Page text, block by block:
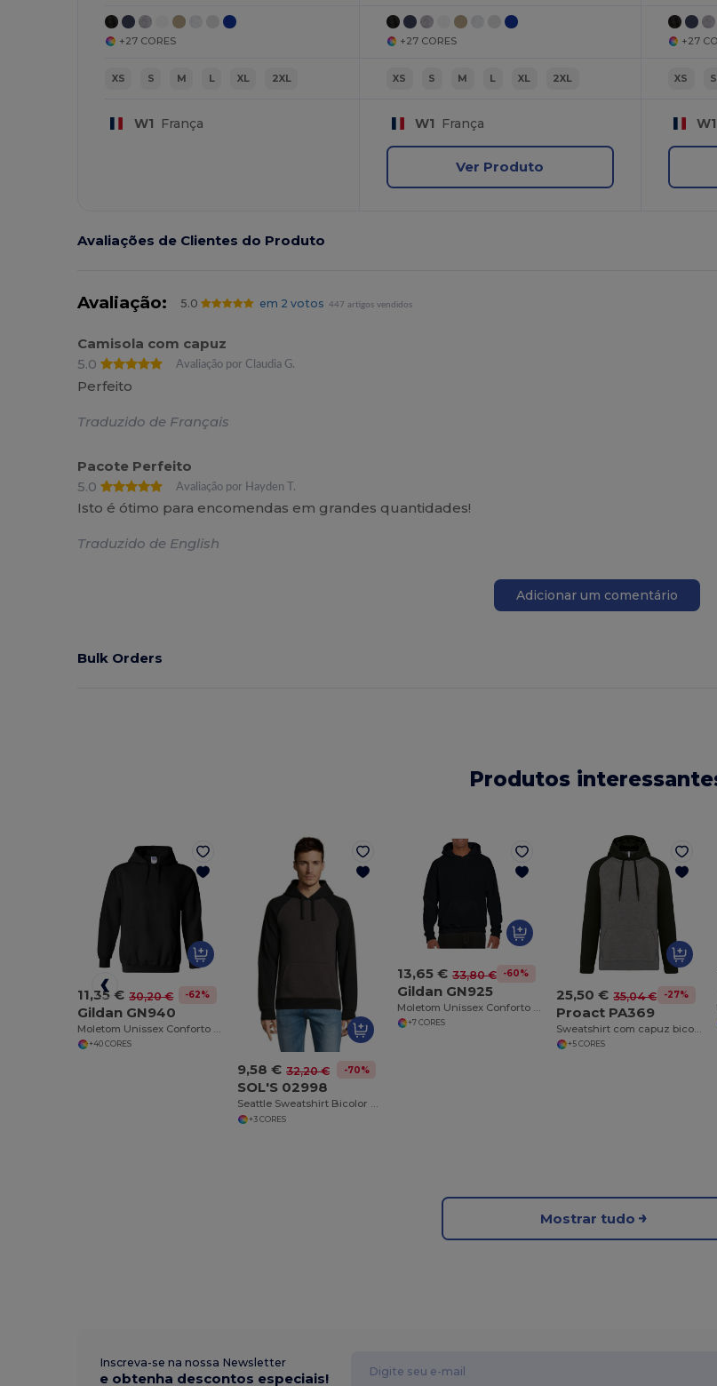
+27 CORES
XS S M L XL 2XL
W1 França
+27 CORES
XS S M L XL 2XL
W1 França
Ver Produto
+27
XS S
W1
Avaliações de Clientes do Produto
Avaliação: 5.0 em 2 votos 447 artigos vendidos
Camisola com capuz
5.0
Avaliação por Claudia G.
Perfeito
Traduzido de Français
Pacote Perfeito
5.0
Avaliação por Hayden T.
Isto é ótimo para encomendas em grandes quantidades!
Traduzido de English
Adicionar um comentário
Bulk Orders
Produtos
11,35 € 30,20 € -62%
Gildan GN940
Moletom Unissex Conforto e Estilo Gildan
+40 CORES
9,58 € 32,20 € -70%
SOL'S 02998
Seattle Sweatshirt Bicolor Unissexo
+3 CORES
13,65 € 33,80 € -60%
Gildan GN925
+7 CORES
25,50 € 35,04 € -27%
Proact PA369
Sweatshirt com capuz bicolor de adulto
+5 CORES
Mostrar tudo
Inscreva-se na nossa Newsletter
e obtenha descontos especiais!